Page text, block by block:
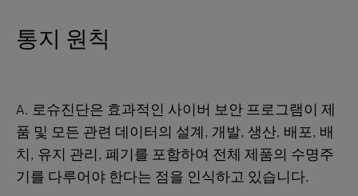
통지 원칙
A. 로슈진단은 효과적인 사이버 보안 프로그램이 제
품 및 모든 관련 데이터의 설계, 개발, 생산, 배포, 배
치, 유지 관리, 폐기를 포함하여 전체 제품의 수명주
기를 다루어야 한다는 점을 인식하고 있습니다.